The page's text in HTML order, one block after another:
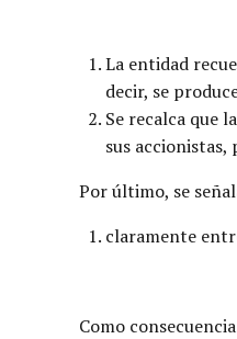
La entidad
decir, se
Se recalca que
sus
Por último, se
claramente
Como